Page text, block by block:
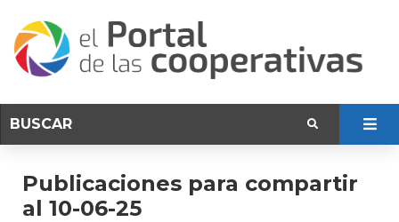
Publicaciones para compartir
al 10-06-25